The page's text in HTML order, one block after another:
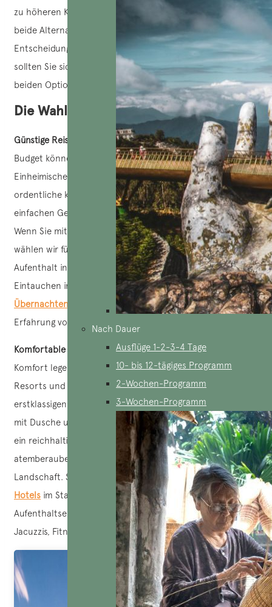
Nach Dauer
Ausflüge 1-2-3-4 Tage
10- bis 12-tägiges Programm
2-Wochen-Programm
3-Wochen-Programm
zu höheren Kosten setzen? Lokale Agenturen können
beide Alternativen anbieten. Um Ihnen bei der
Entscheidung zu helfen, welche besser zu Ihnen passt,
sollten Sie sich unten die Unterschiede zwischen den
beiden Optionen durchlesen.
Die Wahl der Unterkünfte
Günstige Reise nach Vietnam: Reisende mit begrenztem
Budget können erwarten, in lokalen 3*-Hotels oder bei
Einheimischen zu übernachten. Diese Hotels bieten
ordentliche klimatisierte Zimmer, ein Frühstücksbuffet mit
einfachen Gerichten und grundlegende Dienstleistungen.
Wenn Sie mit dem Reisebüro AucoeurVietnam reisen,
wählen wir für Ihren Komfort Zimmer mit Fenstern aus. Der
Aufenthalt in einer Privatunterkunft ermöglicht ein tiefes
Eintauchen in die Kultur und bietet durch das
Übernachten bei einheimischen Familieneine authentische
Erfahrung von Vietnam.
Komfortable Vietnam-Reise: Für diejenigen, die Wert auf
Komfort legen, bieten lokale AgenturenHotels ab 4*,
Resorts und sogar private Villen an. Diese bieten einen
erstklassigen Service, geräumige Zimmer, ein Badezimmer
mit Dusche und Badewanne, moderne Annehmlichkeiten,
ein reichhaltiges Frühstück und oft einen
atemberaubenden Blick auf die vietnamesische
Landschaft. Strandresorts,Ökolodges oder Fünf-Sterne-
Hotels im Stadtzentrum garantieren ein unvergessliches
Aufenthaltserlebnis mit zusätzlichen Angeboten wie Spas,
Jacuzzis, Fitnessstudios, …